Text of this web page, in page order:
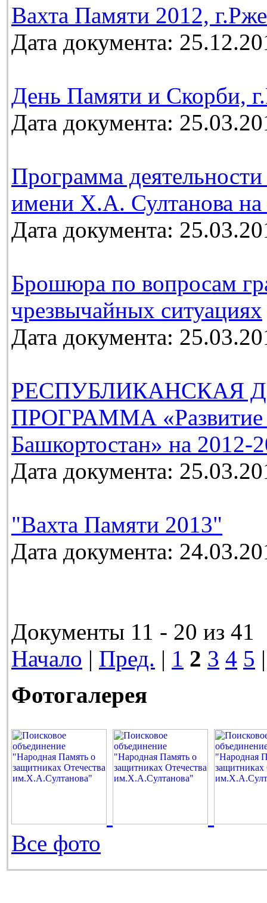
Вахта Памяти 2012,
Дата документа:
День Памяти и Скорби,
Дата документа:
Программа
имени Х.А. Султанова на
Дата документа:
Брошюра по вопросам
чрезвычайных ситуациях
Дата документа:
РЕСПУБЛИКАНСКАЯ
ПРОГРАММА «Развитие
Башкортостан» на 2012-
Дата документа:
"Вахта Памяти 2013"
Дата документа:
Документы 11 - 20 из 41
Начало | Пред. | 1 2 3 4 5
Фотогалерея
Все фото